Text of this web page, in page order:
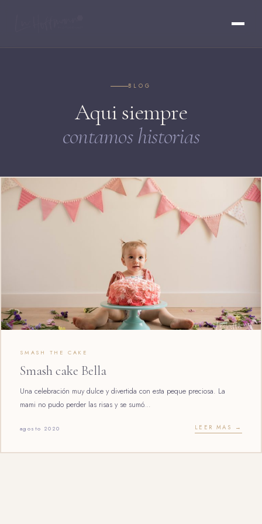
BLOG
Aqui siempre
contamos historias
SMASH THE CAKE
Smash cake Bella
Una celebración muy dulce y divertida con esta peque preciosa. La
mami no pudo perder las risas y se sumó...
agosto 2020 LEER MAS →